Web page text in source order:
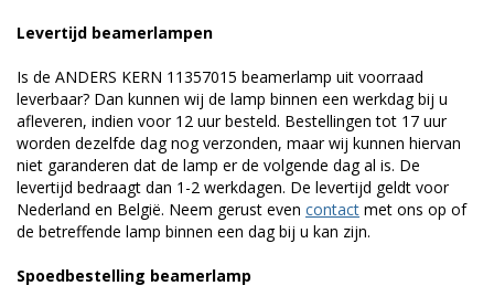
Levertijd beamerlampen
Is de ANDERS KERN 11357015 beamerlamp uit voorraad
leverbaar? Dan kunnen wij de lamp binnen een werkdag bij u
afleveren, indien voor 12 uur besteld. Bestellingen tot 17 uur
worden dezelfde dag nog verzonden, maar wij kunnen hiervan
niet garanderen dat de lamp er de volgende dag al is. De
levertijd bedraagt dan 1-2 werkdagen. De levertijd geldt voor
Nederland en België. Neem gerust even contact met ons op of
de betreffende lamp binnen een dag bij u kan zijn.
Spoedbestelling beamerlamp